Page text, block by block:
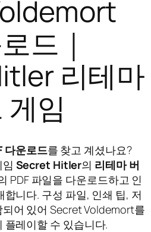
드｜
리테마
임
운로드를 찾고 계셨나요?
Secret Hitler의 리테마 버
PDF 파일을 다운로드하고 인
니다. 구성 파일, 인쇄 팁, 저
되어 있어Secret Voldemort를
플레이할 수 있습니다.